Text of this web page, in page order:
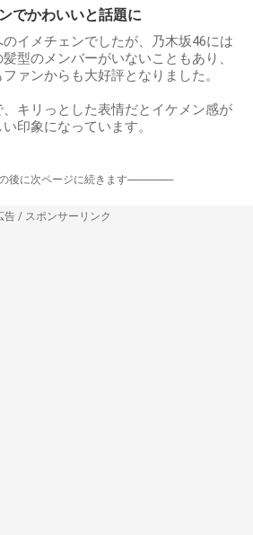
でかわいいと話題に
イメチェンでしたが、乃木坂46には
型のメンバーがいないこともあり、
ァンからも大好評となりました。
キリっとした表情だとイケメン感が
印象になっています。
の後に次ページに続きます-----------------
告 / スポンサーリンク